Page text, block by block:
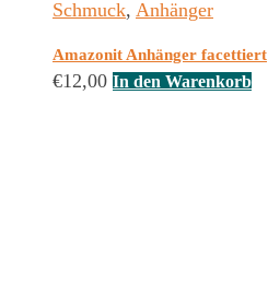
Schmuck, Anhänger
Amazonit Anhänger facettiert
€12,00 In den Warenkorb